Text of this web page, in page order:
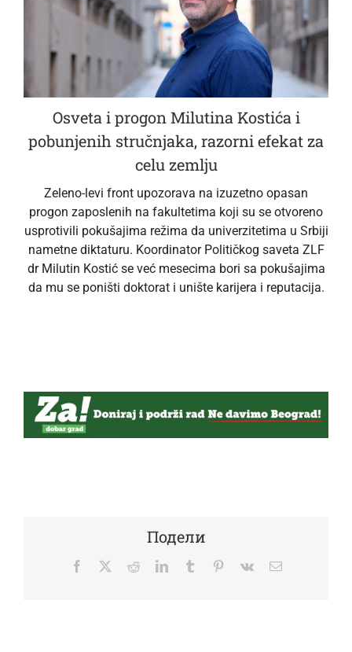
Osveta i progon Milutina Kostića i
pobunjenih stručnjaka, razorni efekat za
celu zemlju
Zeleno-levi front upozorava na izuzetno opasan
progon zaposlenih na fakultetima koji su se otvoreno
usprotivili pokušajima režima da univerzitetima u Srbiji
nametne diktaturu. Koordinator Političkog saveta ZLF
dr Milutin Kostić se već mesecima bori sa pokušajima
da mu se poništi doktorat i unište karijera i reputacija.
Подели
Facebook
TwitterRedditLinkedInTumblr Pinterest
Vk Email